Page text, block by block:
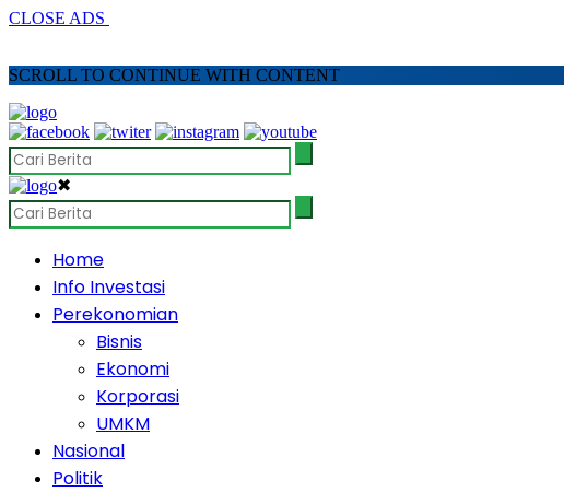
CLOSE ADS
SCROLL TO CONTINUE WITH CONTENT
✖
Home
Info Investasi
Perekonomian
Bisnis
Ekonomi
Korporasi
UMKM
Nasional
Politik